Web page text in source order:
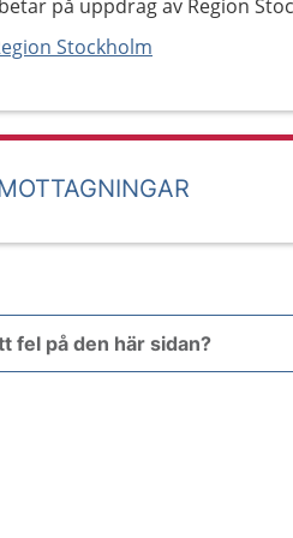
på uppdrag av Region
Stockholm
fel på den här sidan?